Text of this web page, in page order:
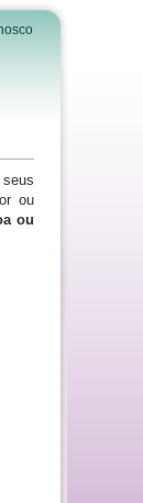
ou
ou